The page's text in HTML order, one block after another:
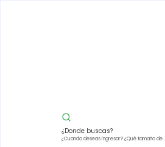
¿Donde buscas?
¿Cuando deseas ingresar?¿Qué tamaño de